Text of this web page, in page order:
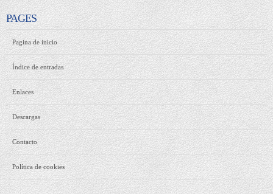
PAGES
Pagina de inicio
Índice de entradas
Enlaces
Descargas
Contacto
Política de cookies